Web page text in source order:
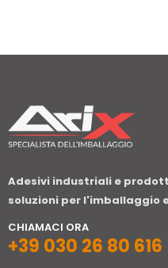
Adesivi industriali e
soluzioni per l'imballaggio
CHIAMACI ORA
+39 030 26 80 616